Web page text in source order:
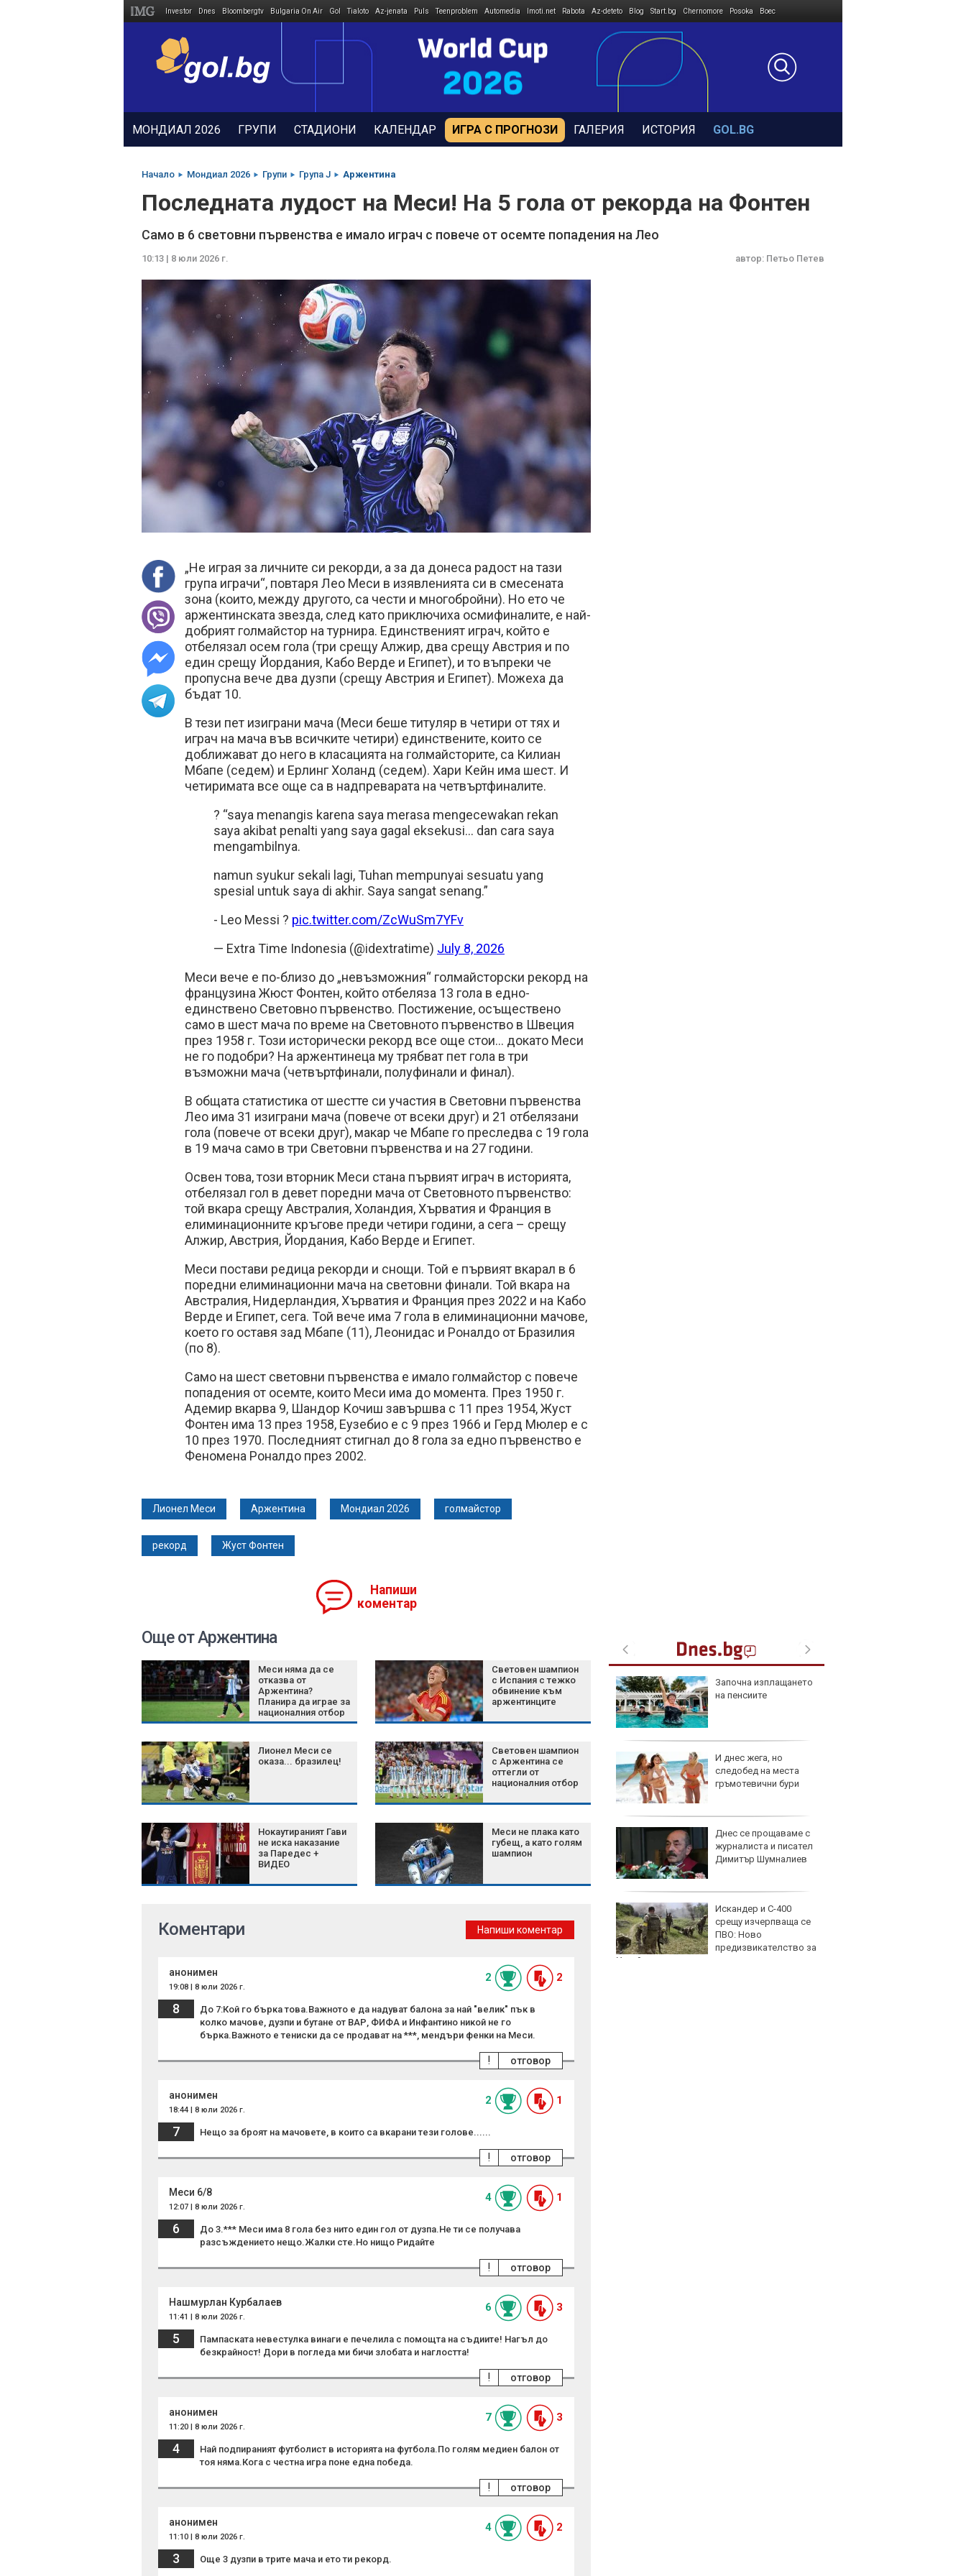
Investor Dnes Bloombergtv Bulgaria On Air Gol Tialoto Az-jenata Puls Teenproblem Automedia Imoti.net Rabota Az-deteto Blog Start.bg Chernomore Posoka Boec
МОНДИАЛ 2026 ГРУПИ СТАДИОНИ КАЛЕНДАР ИГРА С ПРОГНОЗИ ГАЛЕРИЯ ИСТОРИЯ GOL.BG
Начало Мондиал 2026 Групи Група J Аржентина
Последната лудост на Меси! На 5 гола от рекорда на Фонтен
Само в 6 световни първенства е имало играч с повече от осемте попадения на Лео
10:13 | 8 юли 2026 г. автор: Петьо Петев
„Не играя за личните си рекорди, а за да донеса радост на тази
група играчи“, повтаря Лео Меси в изявленията си в смесената
зона (които, между другото, са чести и многобройни). Но ето че
аржентинската звезда, след като приключиха осмифиналите, е най-
добрият голмайстор на турнира. Единственият играч, който е
отбелязал осем гола (три срещу Алжир, два срещу Австрия и по
един срещу Йордания, Кабо Верде и Египет), и то въпреки че
пропусна вече два дузпи (срещу Австрия и Египет). Можеха да
бъдат 10.
В тези пет изиграни мача (Меси беше титуляр в четири от тях и
играч на мача във всичките четири) единствените, които се
доближават до него в класацията на голмайсторите, са Килиан
Мбапе (седем) и Ерлинг Холанд (седем). Хари Кейн има шест. И
четиримата все още са в надпреварата на четвъртфиналите.
?️ “saya menangis karena saya merasa mengecewakan rekan
saya akibat penalti yang saya gagal eksekusi… dan cara saya
mengambilnya.
namun syukur sekali lagi, Tuhan mempunyai sesuatu yang
spesial untuk saya di akhir. Saya sangat senang.”
- Leo Messi ? pic.twitter.com/ZcWuSm7YFv
— Extra Time Indonesia (@idextratime) July 8, 2026
Меси вече е по-близо до „невъзможния“ голмайсторски рекорд на
французина Жюст Фонтен, който отбеляза 13 гола в едно-
единствено Световно първенство. Постижение, осъществено
само в шест мача по време на Световното първенство в Швеция
през 1958 г. Този исторически рекорд все още стои... докато Меси
не го подобри? На аржентинеца му трябват пет гола в три
възможни мача (четвъртфинали, полуфинали и финал).
В общата статистика от шестте си участия в Световни първенства
Лео има 31 изиграни мача (повече от всеки друг) и 21 отбелязани
гола (повече от всеки друг), макар че Мбапе го преследва с 19 гола
в 19 мача само в три Световни първенства и на 27 години.
Освен това, този вторник Меси стана първият играч в историята,
отбелязал гол в девет поредни мача от Световното първенство:
той вкара срещу Австралия, Холандия, Хърватия и Франция в
елиминационните кръгове преди четири години, а сега – срещу
Алжир, Австрия, Йордания, Кабо Верде и Египет.
Меси постави редица рекорди и снощи. Той е първият вкарал в 6
поредни елиминационни мача на световни финали. Той вкара на
Австралия, Нидерландия, Хърватия и Франция през 2022 и на Кабо
Верде и Египет, сега. Той вече има 7 гола в елиминационни мачове,
което го оставя зад Мбапе (11), Леонидас и Роналдо от Бразилия
(по 8).
Само на шест световни първенства е имало голмайстор с повече
попадения от осемте, които Меси има до момента. През 1950 г.
Адемир вкарва 9, Шандор Кочиш завършва с 11 през 1954, Жуст
Фонтен има 13 през 1958, Еузебио е с 9 през 1966 и Герд Мюлер е с
10 през 1970. Последният стигнал до 8 гола за едно първенство е
Феномена Роналдо през 2002.
Лионел Меси Аржентина Мондиал 2026 голмайстор
рекорд Жуст Фонтен
Напиши
коментар
Още от Аржентина
Меси няма да се
отказва от
Аржентина?
Планира да играе за
националния отбор
до 2028 г.
Световен шампион
с Испания с тежко
обвинение към
аржентинците
Лионел Меси се
оказа... бразилец!
Световен шампион
с Аржентина се
оттегли от
националния отбор
Нокаутираният Гави
не иска наказание
за Паредес +
ВИДЕО
Меси не плака като
губещ, а като голям
шампион
Хороскоп за 7 август
2026 г.: Нови
възможности и важни
решения за зодиите
Белият дом избра
затворените AI
модели пред
Шум, бетон и жеги: Как
животните се
променят, за да
Започна изплащането
на пенсиите
И днес жега, но
следобед на места
гръмотевични бури
Днес се прощаваме с
журналиста и писател
Димитър Шумналиев
Искандер и С-400
срещу изчерпваща се
ПВО: Ново
предизвикателство за
Украйна
Коментари Напиши коментар
анонимен
19:08 | 8 юли 2026 г.
2 2
8
До 7:Кой го бърка това.Важното е да надуват балона за най "велик" пък в
колко мачове, дузпи и бутане от ВАР, ФИФА и Инфантино никой не го
бърка.Важното е тениски да се продават на ***, мендъри фенки на Меси.
отговор
!
анонимен
18:44 | 8 юли 2026 г.
2 1
7 Нещо за броят на мачовете, в които са вкарани тези голове......
отговор
!
Меси 6/8
12:07 | 8 юли 2026 г.
4 1
6
До 3.*** Меси има 8 гола без нито един гол от дузпа.Не ти се получава
разсъждението нещо.Жалки сте.Но нищо Ридайте
отговор
!
Нашмурлан Курбалаев
11:41 | 8 юли 2026 г.
6 3
5
Пампаската невестулка винаги е печелила с помощта на съдиите! Нагъл до
безкрайност! Дори в погледа ми бичи злобата и наглостта!
отговор
!
анонимен
11:20 | 8 юли 2026 г.
7 3
4
Най подпираният футболист в историята на футбола.По голям медиен балон от
тоя няма.Кога с честна игра поне една победа.
отговор
!
анонимен
11:10 | 8 юли 2026 г.
4 2
3 Още 3 дузпи в трите мача и ето ти рекорд.